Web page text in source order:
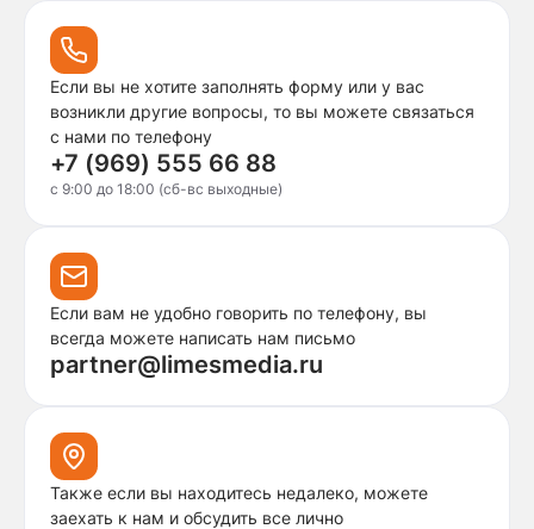
Если вы не хотите заполнять форму или у вас
возникли другие вопросы, то вы можете связаться
с нами по телефону
+7 (969) 555 66 88
c 9:00 до 18:00 (сб-вс выходные)
Если вам не удобно говорить по телефону, вы
всегда можете написать нам письмо
partner@limesmedia.ru
Также если вы находитесь недалеко, можете
заехать к нам и обсудить все лично